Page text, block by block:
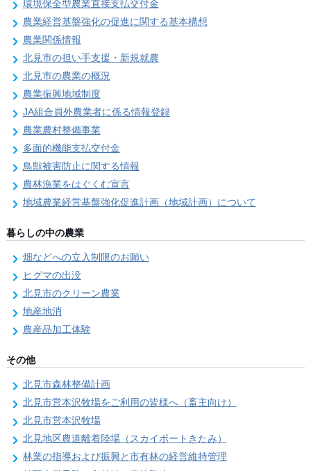
環境保全型農業直接支払交付金
農業経営基盤強化の促進に関する基本構想
農業関係情報
北見市の担い手支援・新規就農
北見市の農業の概況
農業振興地域制度
JA組合員外農業者に係る情報登録
農業農村整備事業
多面的機能支払交付金
鳥獣被害防止に関する情報
農林漁業をはぐくむ宣言
地域農業経営基盤強化促進計画（地域計画）について
暮らしの中の農業
畑などへの立入制限のお願い
ヒグマの出没
北見市のクリーン農業
地産地消
農産品加工体験
その他
北見市森林整備計画
北見市営本沢牧場をご利用の皆様へ（畜主向け）
北見市営本沢牧場
北見地区農道離着陸場（スカイポートきたみ）
林業の指導および振興と市有林の経営維持管理